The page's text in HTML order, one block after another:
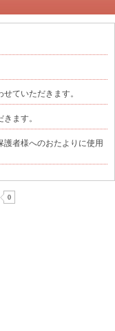
ていただきます。
ます。
者様へのおたよりに使用
0